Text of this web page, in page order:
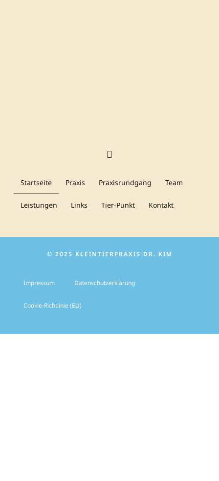
Startseite Praxis Praxisrundgang Team
Leistungen Links Tier-Punkt Kontakt
© 2025 KLEINTIERPRAXIS DR. KIM
Impressum Datenschutzerklärung
Cookie-Richtlinie (EU)